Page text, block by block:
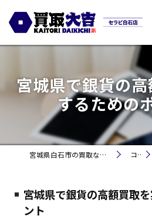
宮城県で銀貨の
するための
宮城県白石市の買取なら買取大吉セラビ白石店 コラム
宮城県で銀貨の高額買取
ント